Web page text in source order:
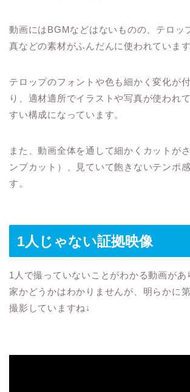
動画にはBGMなどはないものの、テロッ
真などの素材がふんだんに使われています
テロップのフォントや色も細かく変化が
り、適材適所でイラストや写真が使われ
すい構成になっています。
また、動画全体を通して細かくカットが
ンプカット）、見ていて飽きないテンポ
す。
1人じゃない証拠映像
1人で撮っていないことがわかる動画があ
家かどうかはわかりませんが、明らかに
撮影していますね↓